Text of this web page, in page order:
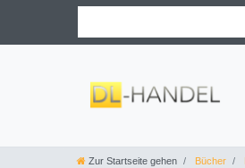
Zur Startseite gehen Bücher